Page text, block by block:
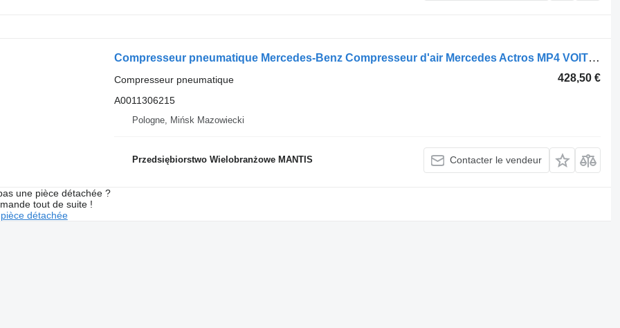
Compresseur pneumatique Mercedes-Benz Compresseur d'air Mercedes Actros MP4 VOITH A0011306 A0011306215 pour tracteur routier
428,50 €
Compresseur pneumatique
A0011306215
Pologne, Mińsk Mazowiecki
Przedsiębiorstwo Wielobranżowe MANTIS Contacter le vendeur
une pièce détachée ?
tout de suite !
détachée